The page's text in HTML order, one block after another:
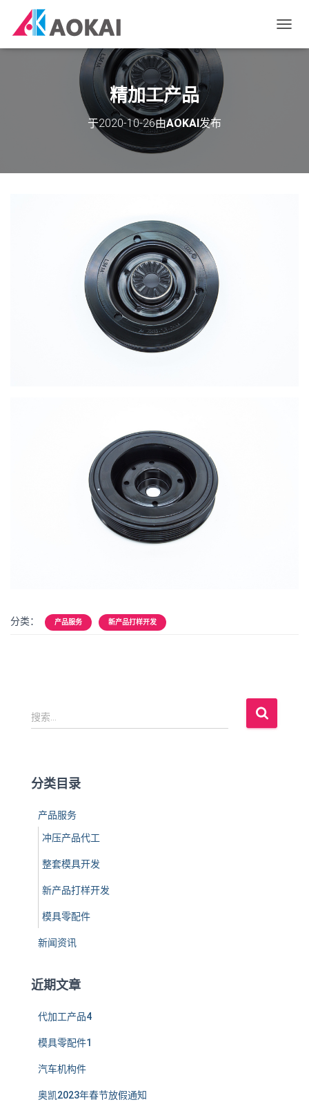
换
精加工产品
于2020-10-26由AOKAI发布
分类： 产品服务 新产品打样开发
搜
索
搜索…
分类目录
产品服务
冲压产品代工
整套模具开发
新产品打样开发
模具零配件
新闻资讯
近期文章
代加工产品4
模具零配件1
汽车机构件
奥凯2023年春节放假通知